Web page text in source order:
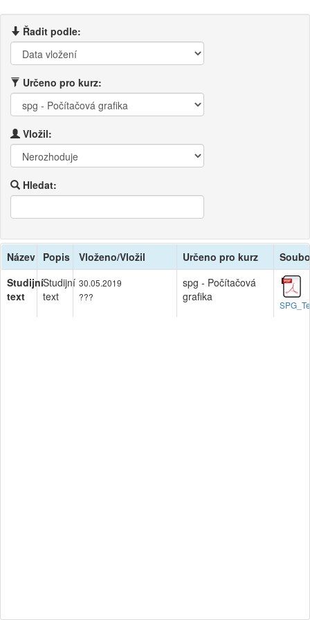
Řadit podle:
Určeno pro kurz:
Vložil:
Hledat:
Název Popis Vloženo/Vložil Určeno pro kurz
Studijní
text
Studijní
text
30.05.2019
???
spg - Počítačová
grafika